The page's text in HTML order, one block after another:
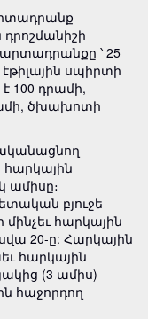
դրոշմանիշի
՝ 25
սպիրտի
100 դրամի,
ծխախոտի
ամիսը։
բյուջե
հարկային
20-ը: Հարկային
հարկային
(3 ամիս)
հաջորդող